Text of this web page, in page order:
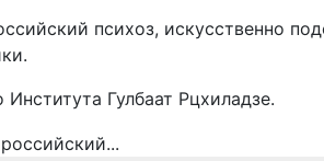
психоз, искусственно
Гулбаат Рцхиладзе.